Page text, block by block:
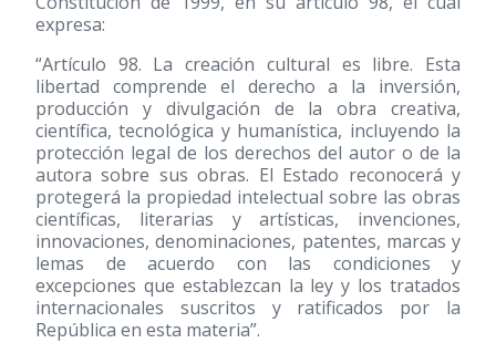
expresa:
“Artículo 98. La creación cultural es libre. Esta
libertad comprende el derecho a la inversión,
producción y divulgación de la obra creativa,
científica, tecnológica y humanística, incluyendo la
protección legal de los derechos del autor o de la
autora sobre sus obras. El Estado reconocerá y
protegerá la propiedad intelectual sobre las obras
científicas, literarias y artísticas, invenciones,
innovaciones, denominaciones, patentes, marcas y
lemas de acuerdo con las condiciones y
excepciones que establezcan la ley y los tratados
internacionales suscritos y ratificados por la
República en esta materia”.